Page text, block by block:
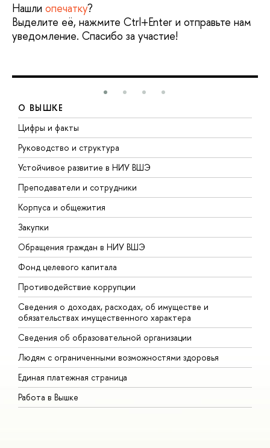
Нашли опечатку?
Выделите её, нажмите Ctrl+Enter и отправьте нам
уведомление. Спасибо за участие!
О ВЫШКЕ
Цифры и факты
Руководство и структура
Устойчивое развитие в НИУ ВШЭ
Преподаватели и сотрудники
Корпуса и общежития
Закупки
Обращения граждан в НИУ ВШЭ
Фонд целевого капитала
Противодействие коррупции
Сведения о доходах, расходах, об имуществе и
обязательствах имущественного характера
Сведения об образовательной организации
Людям с ограниченными возможностями здоровья
Единая платежная страница
Работа в Вышке